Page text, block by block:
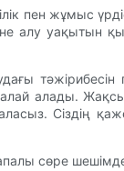
пен жұмыс
уақытын
алады.
Сіздің
сөре